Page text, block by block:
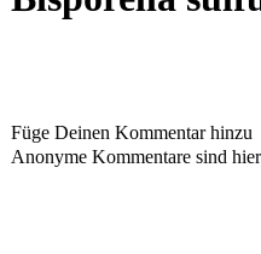
Füge Deinen Kommentar hinzu
Anonyme Kommentare sind